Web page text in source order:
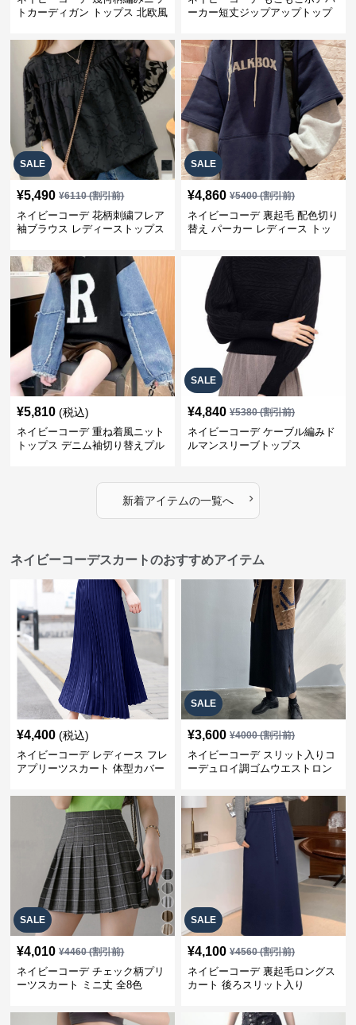
トカーディガン トップス 北欧風
ーカー短丈ジップアップトップ
SALE
¥5,490 ¥6110(割引前)
ネイビーコーデ 花柄刺繍フレア
袖ブラウス レディーストップス
SALE
¥4,860 ¥5400(割引前)
ネイビーコーデ 裏起毛 配色切り
替え パーカー レディース トッ
¥5,810 (税込)
ネイビーコーデ 重ね着風ニット
トップス デニム袖切り替えプル
SALE
¥4,840 ¥5380(割引前)
ネイビーコーデ ケーブル編みド
ルマンスリーブトップス
新着アイテムの一覧へ ›
ネイビーコーデスカートのおすすめアイテム
¥4,400 (税込)
ネイビーコーデ レディース フレ
アプリーツスカート 体型カバー
ト
SALE
¥3,600 ¥4000(割引前)
ネイビーコーデ スリット入りコ
ーデュロイ調ゴムウエストロン
SALE
¥4,010 ¥4460(割引前)
ネイビーコーデ チェック柄プリ
ーツスカート ミニ丈 全8色
SALE
¥4,100 ¥4560(割引前)
ネイビーコーデ 裏起毛ロングス
カート 後ろスリット入り